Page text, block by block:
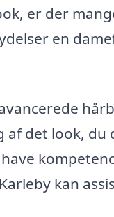
er der
en
det look,
kan